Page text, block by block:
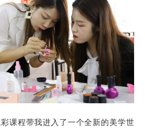
课程带我进入了一个全新的美学世